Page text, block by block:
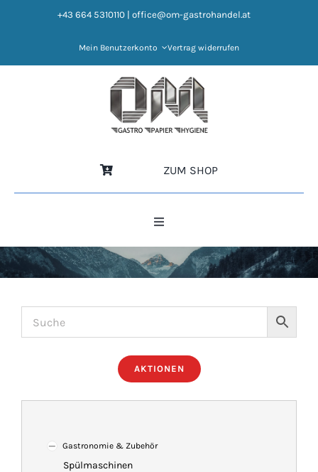
+43 664 5310110 office@om-gastrohandel.at
Mein Benutzerkonto Vertrag widerrufen
ZUM SHOP
Toggle
HOME
NEWS
IMBISSANHÄNGER
KATALOG
AKTIONEN
Gastronomie & Zubehör
Spülmaschinen